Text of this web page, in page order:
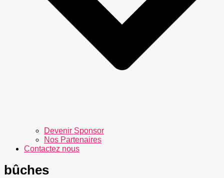
Devenir Sponsor
Nos Partenaires
Contactez nous
bûches